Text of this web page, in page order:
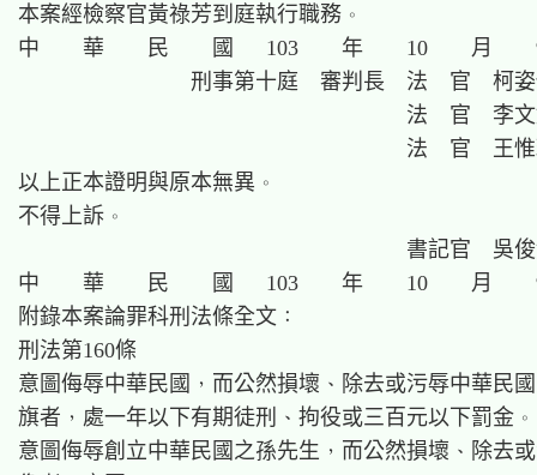
本案經檢察官黃祿芳到庭執行職務。
中    華    民    國   103    年    10    月
刑事第十庭  審判長  法  官  柯
法  官  李
法  官  王
以上正本證明與原本無異。
不得上訴。
書記官  吳
中    華    民    國   103    年    10    月
附錄本案論罪科刑法條全文：
刑法第160條
意圖侮辱中華民國，而公然損壞、除去或污辱中華民
旗者，處一年以下有期徒刑、拘役或三百元以下罰金。
意圖侮辱創立中華民國之孫先生，而公然損壞、除去